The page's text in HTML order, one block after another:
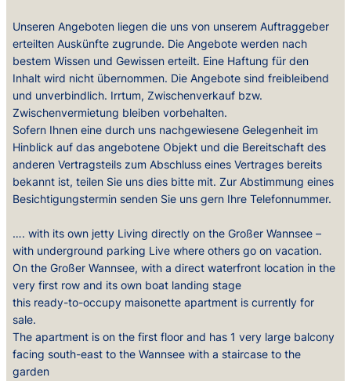
Unseren Angeboten liegen die uns von unserem Auftraggeber
erteilten Auskünfte zugrunde. Die Angebote werden nach
bestem Wissen und Gewissen erteilt. Eine Haftung für den
Inhalt wird nicht übernommen. Die Angebote sind freibleibend
und unverbindlich. Irrtum, Zwischenverkauf bzw.
Zwischenvermietung bleiben vorbehalten.
Sofern Ihnen eine durch uns nachgewiesene Gelegenheit im
Hinblick auf das angebotene Objekt und die Bereitschaft des
anderen Vertragsteils zum Abschluss eines Vertrages bereits
bekannt ist, teilen Sie uns dies bitte mit. Zur Abstimmung eines
Besichtigungstermin senden Sie uns gern Ihre Telefonnummer.
…. with its own jetty Living directly on the Großer Wannsee –
with underground parking Live where others go on vacation.
On the Großer Wannsee, with a direct waterfront location in the
very first row and its own boat landing stage
this ready-to-occupy maisonette apartment is currently for
sale.
The apartment is on the first floor and has 1 very large balcony
facing south-east to the Wannsee with a staircase to the
garden